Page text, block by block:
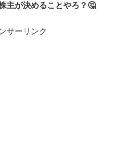
主が決めることやろ？🤔
サーリンク